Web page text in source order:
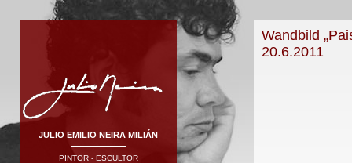
Wandbild
20.6.2011
JULIO EMILIO NEIRA MILIÁN
PINTOR - ESCULTOR